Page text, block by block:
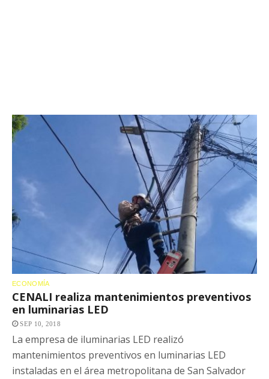
ECONOMÍA
CENALI realiza mantenimientos preventivos
en luminarias LED
SEP 10, 2018
La empresa de iluminarias LED realizó
mantenimientos preventivos en luminarias LED
instaladas en el área metropolitana de San Salvador